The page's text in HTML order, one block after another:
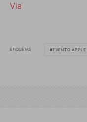
Via
ETIQUETAS EVENTO APPLE